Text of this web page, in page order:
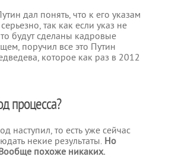
дал понять, что к его указам
так как если указ не
будут сделаны кадровые
поручил все это Путин
которое как раз в 2012
процесса?
наступил, то есть уже сейчас
некие результаты. Но
Вообще похоже никаких.